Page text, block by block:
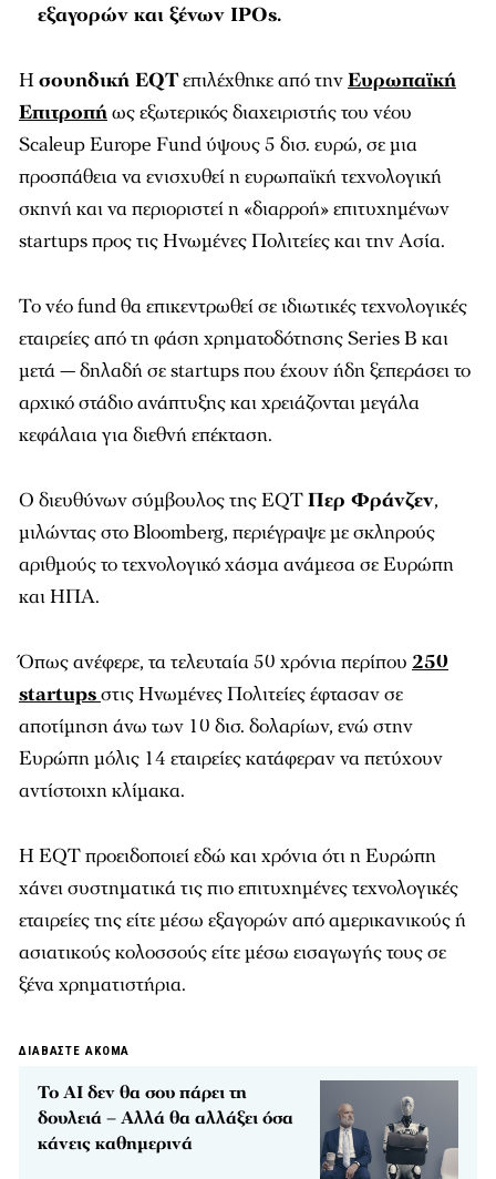
εξαγορών και ξένων IPOs.
Ησουηδική EQTεπιλέχθηκε από τηνΕυρωπαϊκή
Επιτροπήως εξωτερικός διαχειριστής του νέου
Scaleup Europe Fund ύψους 5 δισ. ευρώ, σε μια
προσπάθεια να ενισχυθεί η ευρωπαϊκή τεχνολογική
σκηνή και να περιοριστεί η «διαρροή» επιτυχημένων
startups προς τις Ηνωμένες Πολιτείες και την Ασία.
Το νέο fund θα επικεντρωθεί σε ιδιωτικές τεχνολογικές
εταιρείες από τη φάση χρηματοδότησης Series B και
μετά — δηλαδή σε startups που έχουν ήδη ξεπεράσει το
αρχικό στάδιο ανάπτυξης και χρειάζονται μεγάλα
κεφάλαια για διεθνή επέκταση.
Ο διευθύνων σύμβουλος της EQTΠερ Φράνζεν,
μιλώντας στο Bloomberg, περιέγραψε με σκληρούς
αριθμούς το τεχνολογικό χάσμα ανάμεσα σε Ευρώπη
και ΗΠΑ.
Όπως ανέφερε, τα τελευταία 50 χρόνια περίπου 250
startupsστις Ηνωμένες Πολιτείες έφτασαν σε
αποτίμηση άνω των 10 δισ. δολαρίων, ενώ στην
Ευρώπη μόλις 14 εταιρείες κατάφεραν να πετύχουν
αντίστοιχη κλίμακα.
Η EQT προειδοποιεί εδώ και χρόνια ότι η Ευρώπη
χάνει συστηματικά τις πιο επιτυχημένες τεχνολογικές
εταιρείες της είτε μέσω εξαγορών από αμερικανικούς ή
ασιατικούς κολοσσούς είτε μέσω εισαγωγής τους σε
ξένα χρηματιστήρια.
ΔΙΑΒΑΣΤΕ ΑΚΟΜΑ
Το AI δεν θα σου πάρει τη
δουλειά – Αλλά θα αλλάξει όσα
κάνεις καθημερινά